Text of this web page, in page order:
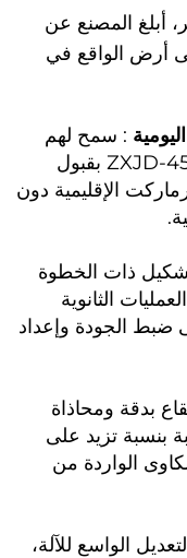
أبلغ المصنع عن
أرض الواقع في
: سمح لهم
الأداء الأسرع والموثوق أكثر لجهاز ZXJD-450 بقبول
الإقليمية دون
ذات الخطوة
الثانوية
ضبط الجودة وإعداد
بدقة ومحاذاة
بنسبة تزيد على
الواردة من
الواسع للآلة،